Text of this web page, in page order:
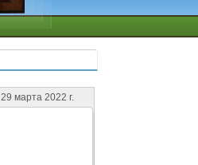
29 марта 2022 г.